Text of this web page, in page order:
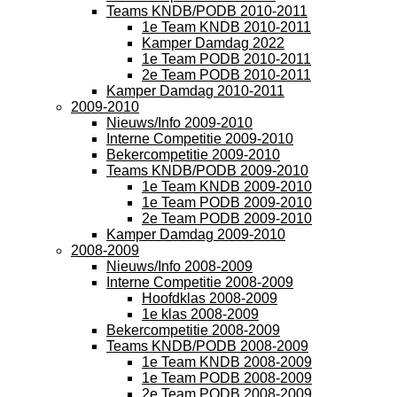
Teams KNDB/PODB 2010-2011
1e Team KNDB 2010-2011
Kamper Damdag 2022
1e Team PODB 2010-2011
2e Team PODB 2010-2011
Kamper Damdag 2010-2011
2009-2010
Nieuws/Info 2009-2010
Interne Competitie 2009-2010
Bekercompetitie 2009-2010
Teams KNDB/PODB 2009-2010
1e Team KNDB 2009-2010
1e Team PODB 2009-2010
2e Team PODB 2009-2010
Kamper Damdag 2009-2010
2008-2009
Nieuws/Info 2008-2009
Interne Competitie 2008-2009
Hoofdklas 2008-2009
1e klas 2008-2009
Bekercompetitie 2008-2009
Teams KNDB/PODB 2008-2009
1e Team KNDB 2008-2009
1e Team PODB 2008-2009
2e Team PODB 2008-2009